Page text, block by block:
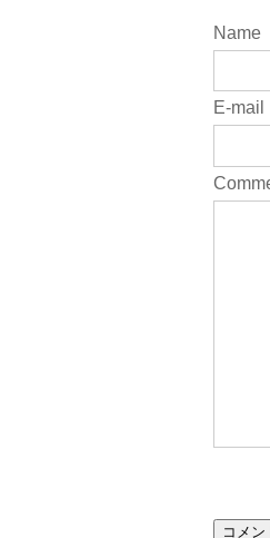
Name
E-mail